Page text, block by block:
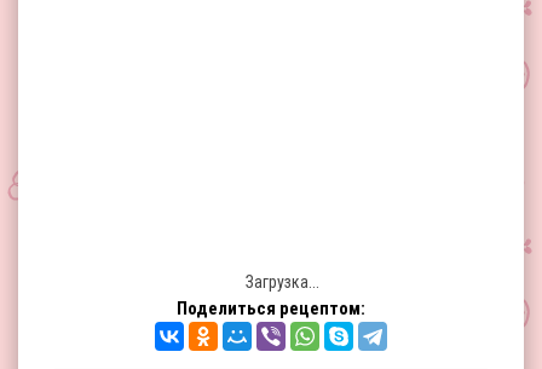
Загрузка...
Поделиться рецептом: